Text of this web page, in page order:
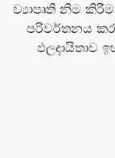
ව්‍යාපෘති නිම
පරිවර්තනය
ඵලදායිතාව